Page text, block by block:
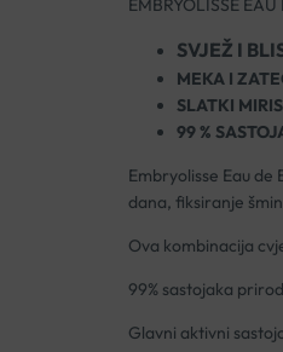
EMBRYOLISSE
SVJEŽ I
MEKA I
SLATKI
99 %
Embryolisse Eau
dana, fiksiranje
Ova kombinacija
99% sastojaka
Glavni aktivni